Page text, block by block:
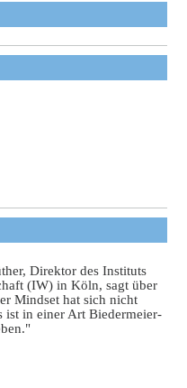
Direktor des Instituts
(IW) in Köln, sagt über
Mindset hat sich nicht
ist in einer Art Biedermeier-